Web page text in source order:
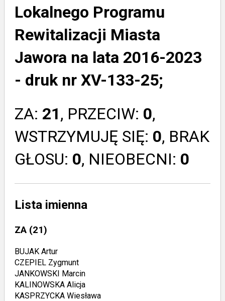
Lokalnego Programu
Rewitalizacji Miasta
Jawora na lata 2016-2023
- druk nr XV-133-25;
ZA: 21, PRZECIW: 0,
WSTRZYMUJĘ SIĘ: 0, BRAK
GŁOSU: 0, NIEOBECNI: 0
Lista imienna
ZA (21)
BUJAK Artur
CZEPIEL Zygmunt
JANKOWSKI Marcin
KALINOWSKA Alicja
KASPRZYCKA Wiesława